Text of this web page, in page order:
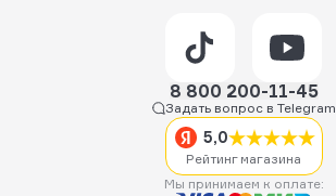
8 800 200-11-45
Задать вопрос в Telegram
5,0
Рейтинг магазина
Мы принимаем к оплате: